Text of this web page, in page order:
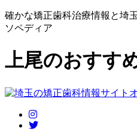
確かな矯正歯科治療情報と埼
ソペディア
上尾のおすす